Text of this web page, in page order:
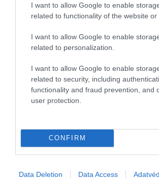
I want to allow Google to enable
related to functionality of the website or
I want to allow Google to enable
related to personalization.
I want to allow Google to enable
related to security, including
functionality and fraud prevention, and
user protection.
CONFIRM
Data Deletion Data Access
készül műszakrend. A…